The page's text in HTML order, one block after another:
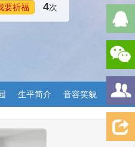
要祈福 4次
生平简介 音容笑貌